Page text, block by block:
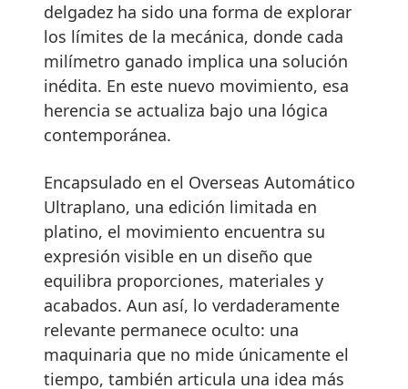
delgadez ha sido una forma de explorar
los límites de la mecánica, donde cada
milímetro ganado implica una solución
inédita. En este nuevo movimiento, esa
herencia se actualiza bajo una lógica
contemporánea.
Encapsulado en el Overseas Automático
Ultraplano, una edición limitada en
platino, el movimiento encuentra su
expresión visible en un diseño que
equilibra proporciones, materiales y
acabados. Aun así, lo verdaderamente
relevante permanece oculto: una
maquinaria que no mide únicamente el
tiempo, también articula una idea más